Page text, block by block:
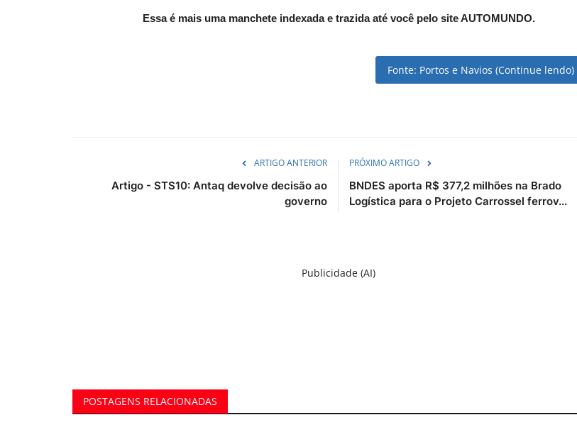
Essa é mais uma manchete indexada e trazida até você pelo site AUTOMUNDO.
Fonte: Portos e Navios (Continue lendo)
ARTIGO ANTERIOR
Artigo - STS10: Antaq devolve decisão ao
governo
PRÓXIMO ARTIGO
BNDES aporta R$ 377,2 milhões na Brado
Logística para o Projeto Carrossel ferrov...
Publicidade (AI)
POSTAGENS RELACIONADAS